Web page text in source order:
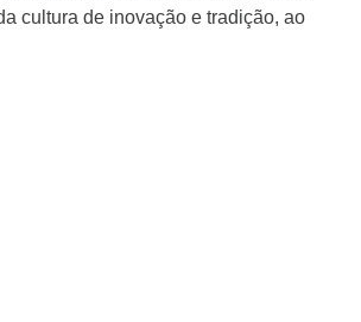
cultura de inovação e tradição, ao